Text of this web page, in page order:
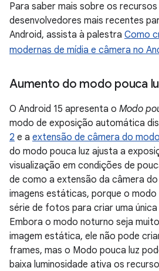
Para saber mais sobre os
desenvolvedores mais recentes
Android, assista à palestra Como
modernas de mídia e câmera no
Aumento do modo pouca
O Android 15 apresenta o Modo
modo de exposição automática
2 e a extensão de câmera do
do modo pouca luz ajusta a
visualização em condições de
de como a extensão da câmera
imagens estáticas, porque o
série de fotos para criar uma
Embora o modo noturno seja
imagem estática, ele não pode
frames, mas o Modo pouca luz
baixa luminosidade ativa os